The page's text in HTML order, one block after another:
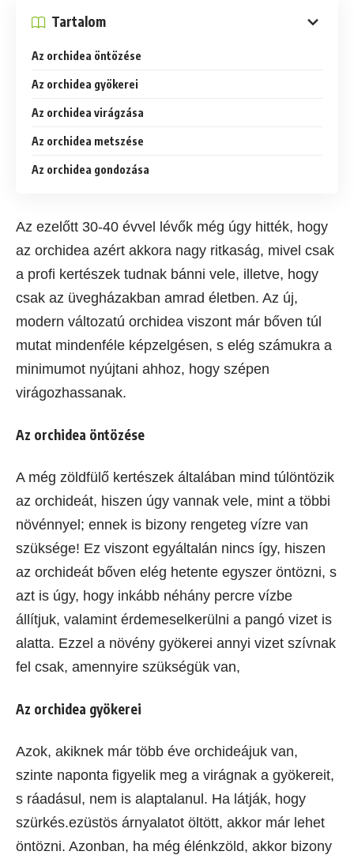
Tartalom
Az orchidea öntözése
Az orchidea gyökerei
Az orchidea virágzása
Az orchidea metszése
Az orchidea gondozása
Az ezelőtt 30-40 évvel lévők még úgy hitték, hogy
az orchidea azért akkora nagy ritkaság, mivel csak
a profi kertészek tudnak bánni vele, illetve, hogy
csak az üvegházakban amrad életben. Az új,
modern változatú orchidea viszont már bőven túl
mutat mindenféle képzelgésen, s elég számukra a
minimumot nyújtani ahhoz, hogy szépen
virágozhassanak.
Az orchidea öntözése
A még zöldfülő kertészek általában mind túlöntözik
az orchideát, hiszen úgy vannak vele, mint a többi
növénnyel; ennek is bizony rengeteg vízre van
szüksége! Ez viszont egyáltalán nincs így, hiszen
az orchideát bőven elég hetente egyszer öntözni, s
azt is úgy, hogy inkább néhány percre vízbe
állítjuk, valamint érdemeselkerülni a pangó vizet is
alatta. Ezzel a növény gyökerei annyi vizet szívnak
fel csak, amennyire szükségük van,
Az orchidea gyökerei
Azok, akiknek már több éve orchideájuk van,
szinte naponta figyelik meg a virágnak a gyökereit,
s ráadásul, nem is alaptalanul. Ha látják, hogy
szürkés.ezüstös árnyalatot öltött, akkor már lehet
öntözni. Azonban, ha még élénkzöld, akkor bizony